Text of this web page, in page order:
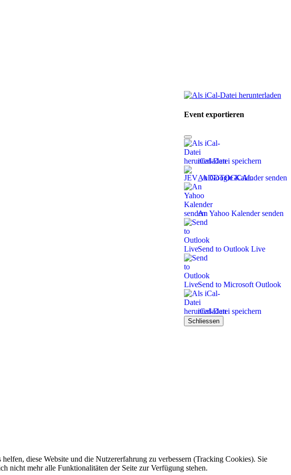
Event exportieren
iCal-Datei speichern
An Google Kalender senden
An Yahoo Kalender senden
Send to Outlook Live
Send to Microsoft Outlook
iCal-Datei speichern
Schliessen
diese Website und die Nutzererfahrung zu verbessern (Tracking Cookies). Sie
nicht mehr alle Funktionalitäten der Seite zur Verfügung stehen.